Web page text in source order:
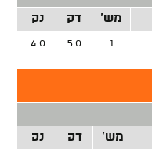
מש' דק נק
1
5.0
4.0
מש' דק נק